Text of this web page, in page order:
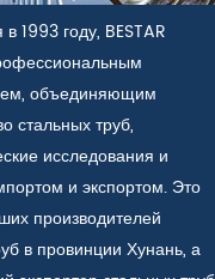
1993 году, BESTAR
объединяющим
стальных труб,
исследования и
и экспортом. Это
производителей
в провинции Хунань, а